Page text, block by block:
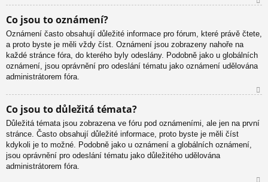
or
Co jsou to oznámení?
Oznámení často obsahují důležité informace pro fórum, které právě čtete,
a proto byste je měli vždy číst. Oznámení jsou zobrazeny nahoře na
každé stránce fóra, do kterého byly odeslány. Podobně jako u globálních
oznámení, jsou oprávnění pro odeslání tématu jako oznámení udělována
administrátorem fóra.
or
Co jsou to důležitá témata?
Důležitá témata jsou zobrazena ve fóru pod oznámeními, ale jen na první
stránce. Často obsahují důležité informace, proto byste je měli číst
kdykoli je to možné. Podobně jako u oznámení a globálních oznámení,
jsou oprávnění pro odeslání tématu jako důležitého udělována
administrátorem fóra.